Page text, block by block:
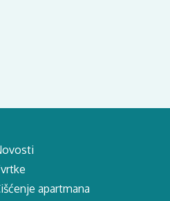
apartmana